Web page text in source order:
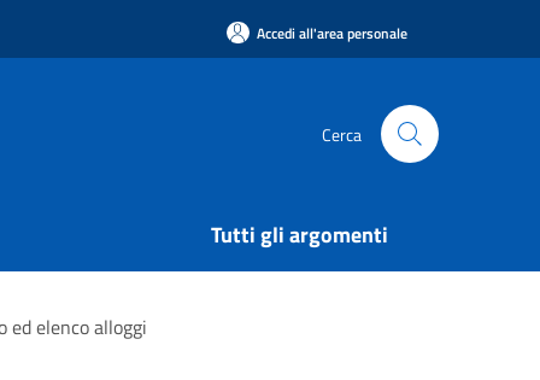
Accedi all'area personale
Cerca
Tutti gli argomenti
elenco alloggi